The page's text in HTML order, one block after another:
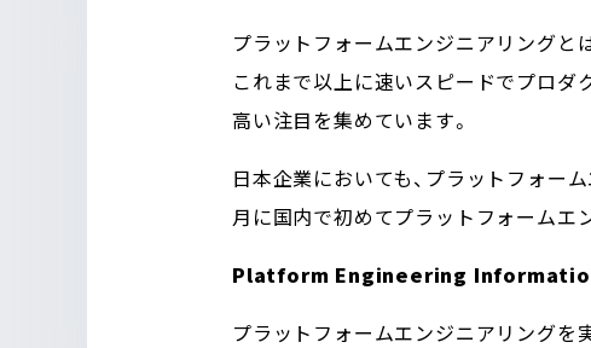
プラットフォームエンジニアリングと
これまで以上に速いスピードでプロダ
高い注目を集めています。
日本企業においても、プラットフォー
月に国内で初めてプラットフォームエ
Platform Engineering
プラットフォームエンジニアリングを